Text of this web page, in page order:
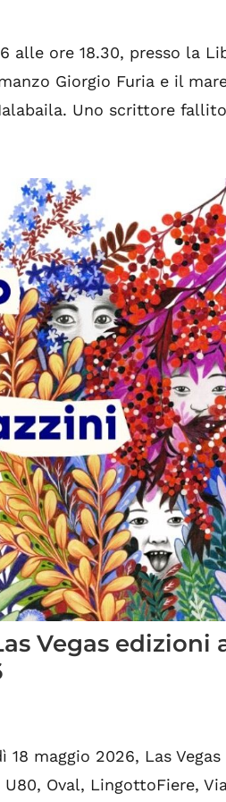
alle ore 18.30, presso la
Giorgio Furia e il
Uno scrittore
Vegas
18 maggio 2026, Las
Oval, LingottoFiere,